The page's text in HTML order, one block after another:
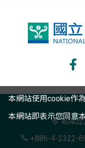
國
科
學
博
+886-4-2322-
本網站使用cookie作
本網站即表示您同意